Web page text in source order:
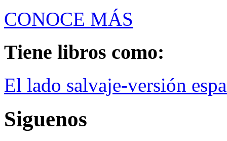
CONOCE MÁS
Tiene libros como:
El lado salvaje-versión
Siguenos